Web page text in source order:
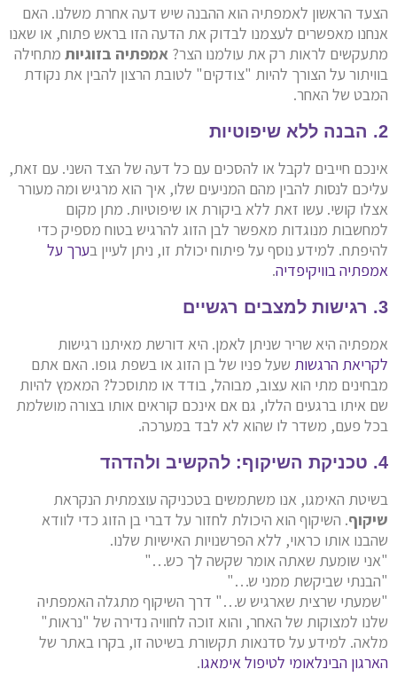
הצעד הראשון לאמפתיה הוא ההבנה שיש דעה אחרת משלנו. האם
אנחנו מאפשרים לעצמנו לבדוק את הדעה הזו בראש פתוח, או שאנו
מתעקשים לראות רק את עולמנו הצר? אמפתיה בזוגיות מתחילה
בוויתור על הצורך להיות "צודקים" לטובת הרצון להבין את נקודת
המבט של האחר.
2. הבנה ללא שיפוטיות
אינכם חייבים לקבל או להסכים עם כל דעה של הצד השני. עם זאת,
עליכם לנסות להבין מהם המניעים שלו, איך הוא מרגיש ומה מעורר
אצלו קושי. עשו זאת ללא ביקורת או שיפוטיות. מתן מקום
למחשבות מנוגדות מאפשר לבן הזוג להרגיש בטוח מספיק כדי
להיפתח. למידע נוסף על פיתוח יכולת זו, ניתן לעיין בערך על
אמפתיה בוויקיפדיה.
3. רגישות למצבים רגשיים
אמפתיה היא שריר שניתן לאמן. היא דורשת מאיתנו רגישות
לקריאת הרגשות שעל פניו של בן הזוג או בשפת גופו. האם אתם
מבחינים מתי הוא עצוב, מבוהל, בודד או מתוסכל? המאמץ להיות
שם איתו ברגעים הללו, גם אם אינכם קוראים אותו בצורה מושלמת
בכל פעם, משדר לו שהוא לא לבד במערכה.
4. טכניקת השיקוף: להקשיב ולהדהד
בשיטת האימגו, אנו משתמשים בטכניקה עוצמתית הנקראת
שיקוף. השיקוף הוא היכולת לחזור על דברי בן הזוג כדי לוודא
שהבנו אותו כראוי, ללא הפרשנויות האישיות שלנו.
"אני שומעת שאתה אומר שקשה לך כש…"
"הבנתי שביקשת ממני ש…"
"שמעתי שרצית שארגיש ש…" דרך השיקוף מתגלה האמפתיה
שלנו למצוקות של האחר, והוא זוכה לחוויה נדירה של "נראות"
מלאה. למידע על סדנאות תקשורת בשיטה זו, בקרו באתר של
הארגון הבינלאומי לטיפול אימאגו.